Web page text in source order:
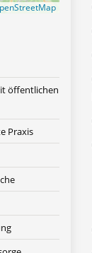
öffentlichen
Praxis